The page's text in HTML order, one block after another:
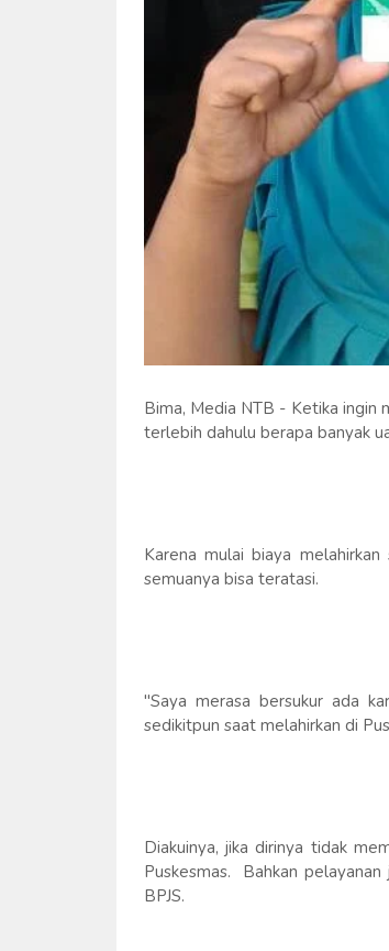
Bima, Media NTB - Ketika ingin
terlebih dahulu berapa banyak
Karena mulai biaya
semuanya bisa teratasi.
"Saya merasa bersukur ada
sedikitpun saat melahirkan di
Diakuinya, jika dirinya tidak
Puskesmas. Bahkan
BPJS.